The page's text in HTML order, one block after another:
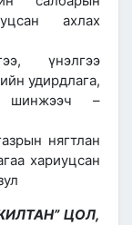
ахлах
үнэлгээ
удирдлага,
шинжээч –
нягтлан
хариуцсан
ЦОЛ,